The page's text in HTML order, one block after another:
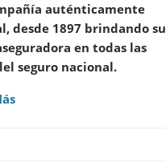
auténticamente
desde 1897 brindando su
en todas las
seguro nacional.